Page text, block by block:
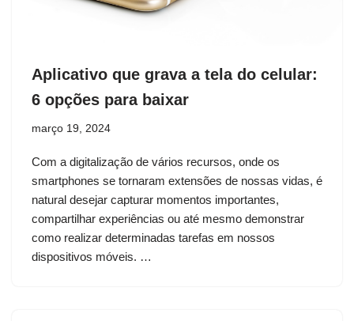
Aplicativo que grava a tela do celular:
6 opções para baixar
março 19, 2024
Com a digitalização de vários recursos, onde os
smartphones se tornaram extensões de nossas vidas, é
natural desejar capturar momentos importantes,
compartilhar experiências ou até mesmo demonstrar
como realizar determinadas tarefas em nossos
dispositivos móveis. …